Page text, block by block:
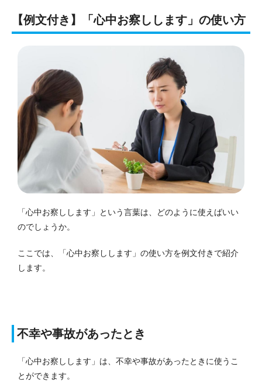
【例文付き】「心中お察しします」の使い方
「心中お察しします」という言葉は、どのように使えばいい
のでしょうか。
ここでは、「心中お察しします」の使い方を例文付きで紹介
します。
不幸や事故があったとき
「心中お察しします」は、不幸や事故があったときに使うこ
とができます。